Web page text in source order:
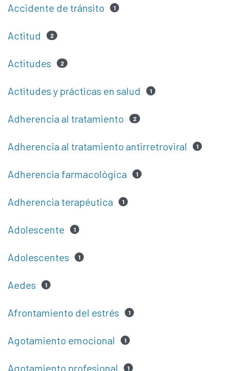
Accidente de tránsito 1
Actitud 2
Actitudes 2
Actitudes y prácticas en salud 1
Adherencia al tratamiento 2
Adherencia al tratamiento antirretroviral 1
Adherencia farmacológica 1
Adherencia terapéutica 1
Adolescente 1
Adolescentes 1
Aedes 1
Afrontamiento del estrés 1
Agotamiento emocional 1
Agotamiento profesional 1